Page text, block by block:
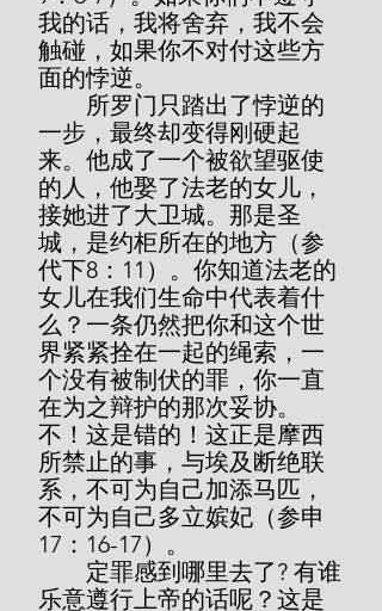
我的话，我将舍弃，我不会
触碰，如果你不对付这些方
面的悖逆。
所罗门只踏出了悖逆的
一步，最终却变得刚硬起
来。他成了一个被欲望驱使
的人，他娶了法老的女儿，
接她进了大卫城。那是圣
城，是约柜所在的地方（参
代下8：11）。你知道法老的
女儿在我们生命中代表着什
么？一条仍然把你和这个世
界紧紧拴在一起的绳索，一
个没有被制伏的罪，你一直
在为之辩护的那次妥协。
不！这是错的！这正是摩西
所禁止的事，与埃及断绝联
系，不可为自己加添马匹，
不可为自己多立嫔妃（参申
17：16-17）。
定罪感到哪里去了? 有谁
乐意遵行上帝的话呢？这是